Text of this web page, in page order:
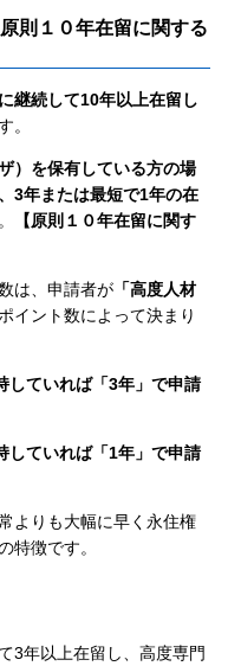
則１０年在留に関する
継続して10年以上在留し
。
）を保有している方の場
3年または最短で1年の在
【原則１０年在留に関す
は、申請者が 「高度人材
イント数によって決まり
していれば「3年」で申請
していれば「1年」で申請
よりも大幅に早く永住権
特徴です。
3年以上在留し、高度専門